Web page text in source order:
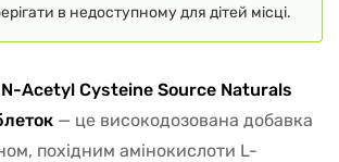
в недоступному для дітей місці.
N-Acetyl Cysteine Source Naturals
— це високодозована добавка
похідним амінокислоти L-